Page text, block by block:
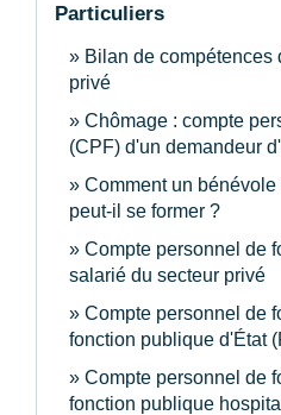
Particuliers
Bilan de compétences
privé
Chômage : compte
(CPF) d'un demandeur
Comment un
peut-il se former ?
Compte personnel de
salarié du secteur privé
Compte personnel de
fonction publique d'État
Compte personnel de
fonction publique